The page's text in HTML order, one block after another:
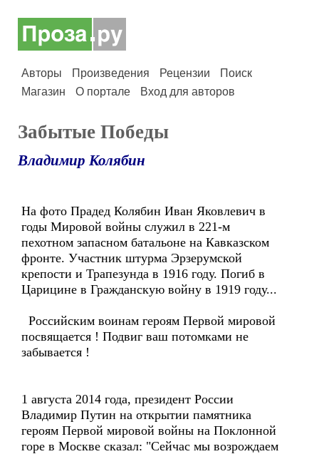
Авторы Произведения Рецензии
Поиск
Магазин
О портале Вход для авторов
Забытые Победы
Владимир Колябин
На фото Прадед Колябин Иван Яковлевич в
годы Мировой войны служил в 221-м
пехотном запасном батальоне на Кавказском
фронте. Участник штурма Эрзерумской
крепости и Трапезунда в 1916 году. Погиб в
Царицине в Гражданскую войну в 1919 году...
Российским воинам героям Первой мировой
посвящается ! Подвиг ваш потомками не
забывается !
1 августа 2014 года, президент России
Владимир Путин на открытии памятника
героям Первой мировой войны на Поклонной
горе в Москве сказал: "Сейчас мы возрождаем